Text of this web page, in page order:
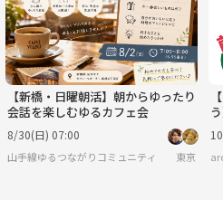
【新橋・日曜朝活】朝からゆったり
会話を楽しむゆるカフェ会
8/30(日) 07:00
山手線ゆるつながりコミュニティ 東京